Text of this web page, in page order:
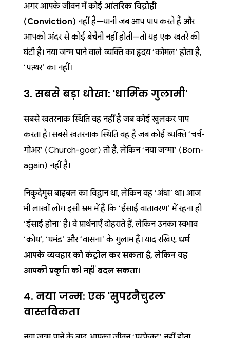
अगर आपके जीवन में कोई आंतरिक विद्रोही
(Conviction) नहीं है—यानी जब आप पाप करते हैं और
आपको अंदर से कोई बेचैनी नहीं होती—तो यह एक खतरे की
घंटी है। नया जन्म पाने वाले व्यक्ति का हृदय ‘कोमल’ होता है,
‘पत्थर’ का नहीं।
3. सबसे बड़ा धोखा: 'धार्मिक गुलामी'
सबसे खतरनाक स्थिति वह नहीं है जब कोई खुलकर पाप
करता है। सबसे खतरनाक स्थिति वह है जब कोई व्यक्ति ‘चर्च-
गोअर’ (Church-goer) तो है, लेकिन ‘नया जन्मा’ (Born-
again) नहीं है।
निकुदेमुस बाइबल का विद्वान था, लेकिन वह ‘अंधा’ था। आज
भी लाखों लोग इसी भ्रम में हैं कि ‘ईसाई वातावरण’ में रहना ही
‘ईसाई होना’ है। वे प्रार्थनाएँ दोहराते हैं, लेकिन उनका स्वभाव
‘क्रोध’, ‘घमंड’ और ‘वासना’ के गुलाम हैं। याद रखिए, धर्म
आपके व्यवहार को कंट्रोल कर सकता है, लेकिन वह
आपकी प्रकृति को नहीं बदल सकता।
4. नया जन्म: एक 'सुपरनैचुरल'
वास्तविकता